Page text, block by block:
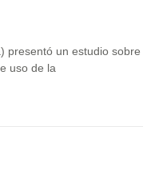
presentó un estudio sobre
uso de la